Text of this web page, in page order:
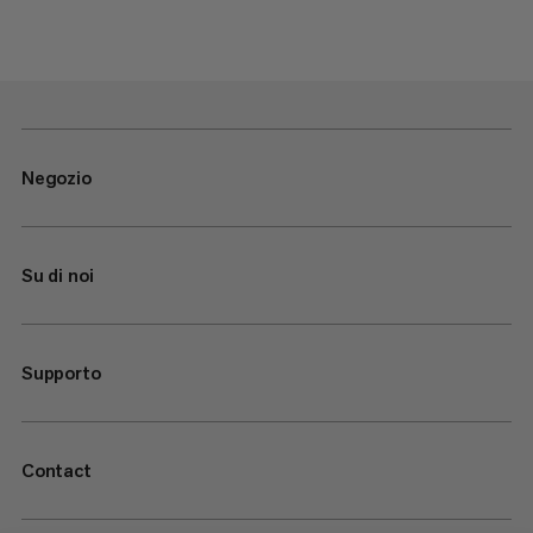
Negozio
Su di noi
Supporto
Contact